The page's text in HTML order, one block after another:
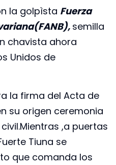
la golpìsta Fuerza
semilla
chavista ahora
Unidos de
la firma del Acta de
su origen ceremonia
,a puertas
Tiuna se
que comanda los